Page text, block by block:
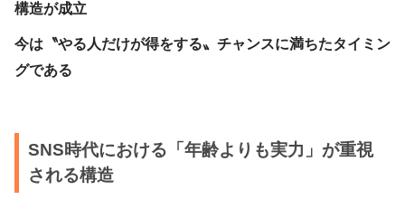
構造が成立
今は〝やる人だけが得をする〟チャンスに満ちたタイミン
グである
SNS時代における「年齢よりも実力」が重視
される構造